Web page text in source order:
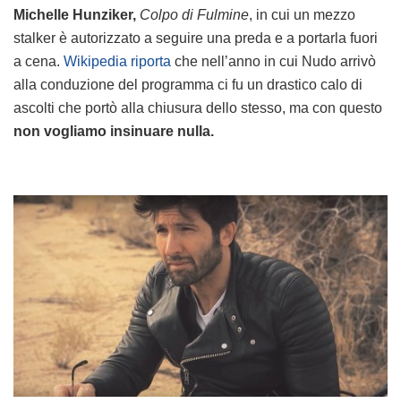
Michelle Hunziker, Colpo di Fulmine, in cui un mezzo
stalker è autorizzato a seguire una preda e a portarla fuori
a cena. Wikipedia riporta che nell’anno in cui Nudo arrivò
alla conduzione del programma ci fu un drastico calo di
ascolti che portò alla chiusura dello stesso, ma con questo
non vogliamo insinuare nulla.